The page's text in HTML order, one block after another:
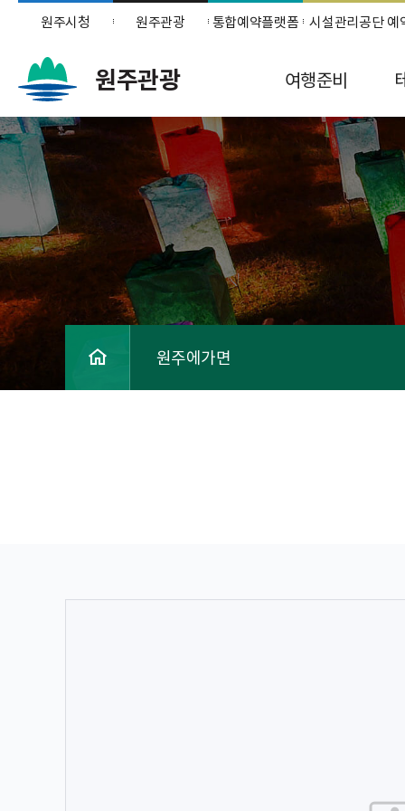
원주시청 원주관광 통합예약플랫폼 시설관리공단 예
원주관광 여행준비
원주에가면